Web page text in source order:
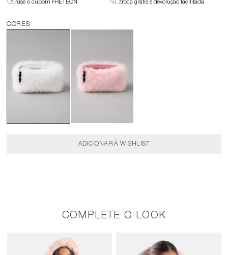
use o cupom FRETEON
troca grátis e devolução facilitada
COMPLETE O LOOK